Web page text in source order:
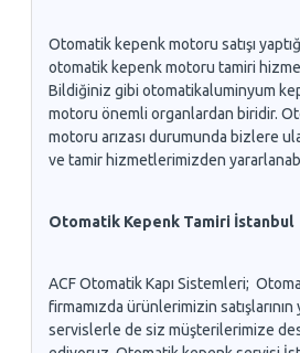
Otomatik kepenk motoru satışı
otomatik kepenk motoru tamiri
Bildiğiniz gibi otomatikaluminyum
motoru önemli organlardan biridir.
motoru arızası durumunda bizlere
ve tamir hizmetlerimizden
Otomatik Kepenk Tamiri İstanbul
ACF Otomatik Kapı Sistemleri;
firmamızda ürünlerimizin satışlarının
servislerle de siz müşterilerimize